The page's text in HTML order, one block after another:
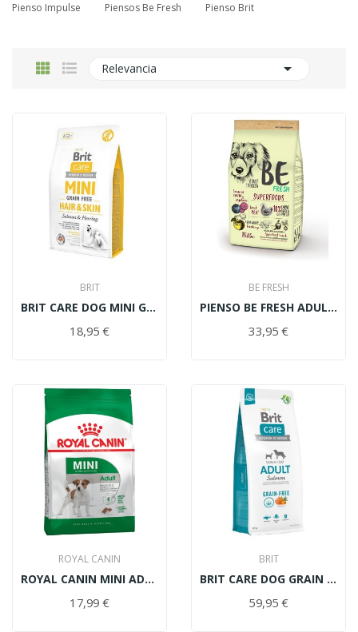
Pienso Impulse
Piensos Be Fresh Pienso Brit
Relevancia 
BRIT
BRIT CARE DOG MINI GRAIN FREE HAIR SKIN SALMÓN...
18,95 €
BE FRESH
PIENSO BE FRESH ADULT CHICKEN 15KG
33,95 €
ROYAL CANIN
ROYAL CANIN MINI ADULT 2KG
17,99 €
BRIT
BRIT CARE DOG GRAIN FREE ADULT SALMÓN 12KG
59,95 €